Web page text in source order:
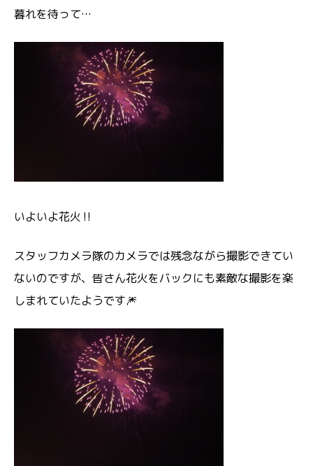
暮れを待って…
いよいよ花火‼️
スタッフカメラ隊のカメラでは残念ながら撮影できてい
ないのですが、皆さん花火をバックにも素敵な撮影を楽
しまれていたようです🎆